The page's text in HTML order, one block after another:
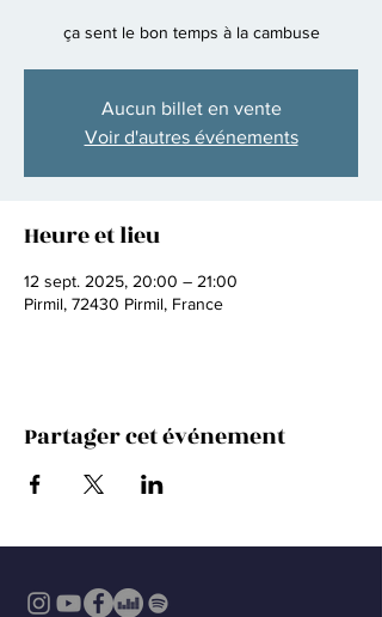
ça sent le bon temps à la cambuse
Aucun billet en vente
Voir d'autres événements
Heure et lieu
12 sept. 2025, 20:00 – 21:00
Pirmil, 72430 Pirmil, France
Partager cet événement